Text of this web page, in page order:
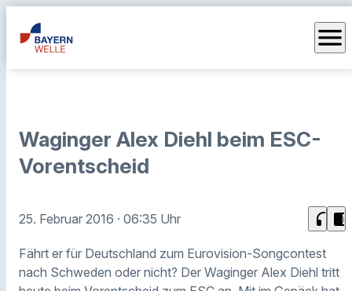
menu
Waginger Alex Diehl beim ESC-
Vorentscheid
25. Februar 2016 · 06:35 Uhr headphones chrome_reader_mode
Fährt er für Deutschland zum Eurovision-Songcontest
nach Schweden oder nicht? Der Waginger Alex Diehl tritt